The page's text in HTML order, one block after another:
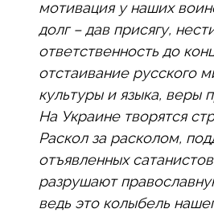
мотивация у наших
долг – дав присягу,
ответственность до
отстаивание русского
культуры и языка, веры
На Украине творятся
Раскол за расколом,
отъявленных
разрушают
ведь это колыбель